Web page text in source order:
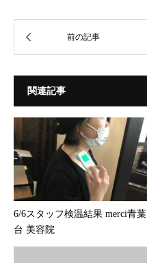
関連記事
6/6スタッフ検温結果 merci青葉
台 美容院